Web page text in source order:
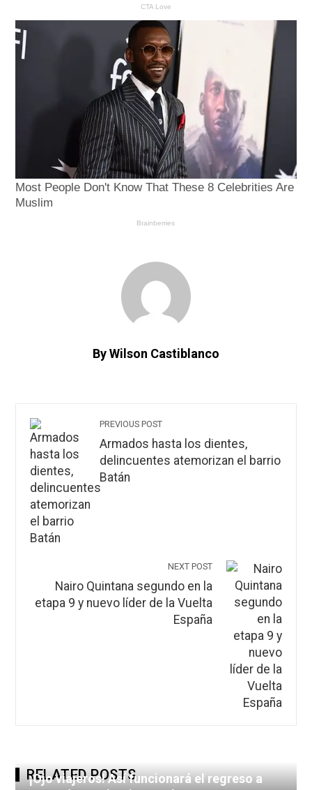
By Wilson Castiblanco
PREVIOUS POST
Armados hasta los dientes,
delincuentes atemorizan el barrio
Batán
NEXT POST
Nairo Quintana segundo en la
etapa 9 y nuevo líder de la Vuelta
España
RELATED POSTS
¡Ojo viajeros! Así funcionará el regreso a